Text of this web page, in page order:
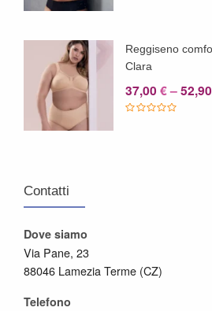
Reggiseno
Clara
37,00€–
Contatti
Dove siamo
Via Pane, 23
88046 Lamezia Terme (CZ)
Telefono